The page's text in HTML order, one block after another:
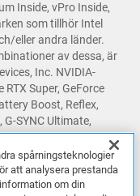
Inside, vPro Inside,
som tillhör Intel
eller andra länder.
av dessa, är
Inc. NVIDIA-
RTX Super, GeForce
Boost, Reflex,
G-SYNC Ultimate,
Experience,
är varumärken och/eller
Corporation i USA och
eller registrerat
spårningsteknologier
att analysera prestanda
om din